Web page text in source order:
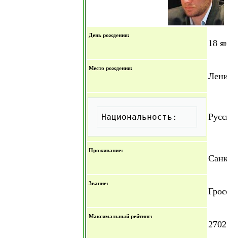
День рождения:
18
Место рождения:
Национальность:
Проживание:
Звание:
Максимальный рейтинг: